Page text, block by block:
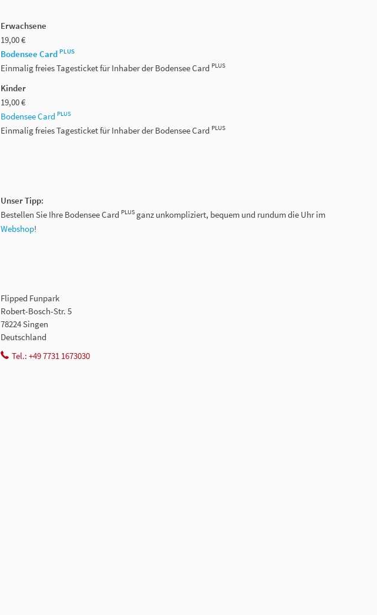
Erwachsene
19,00 €
Bodensee Card PLUS
Einmalig freies Tagesticket für Inhaber der Bodensee Card PLUS
Kinder
19,00 €
Bodensee Card PLUS
Einmalig freies Tagesticket für Inhaber der Bodensee Card PLUS
Unser Tipp:
Bestellen Sie Ihre Bodensee Card PLUS ganz unkompliziert, bequem und rundum die Uhr im
Webshop!
Flipped Funpark
Robert-Bosch-Str. 5
78224 Singen
Deutschland
Tel.: +49 7731 1673030